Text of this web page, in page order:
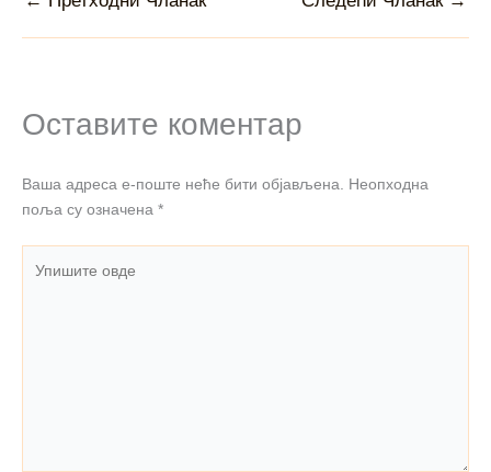
Оставите коментар
Ваша адреса е-поште неће бити објављена. Неопходна
поља су означена *
овде